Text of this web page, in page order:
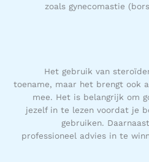
zoals gynecomastie
Het gebruik van
toename, maar het brengt ook
mee. Het is belangrijk om
jezelf in te lezen voordat je
gebruiken.
professioneel advies in te